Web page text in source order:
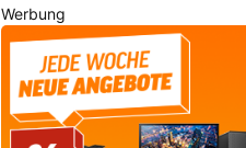
Werbung